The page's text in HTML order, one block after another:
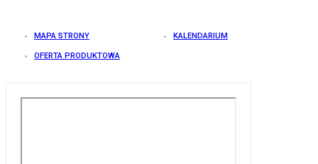
MAPA STRONY KALENDARIUM
OFERTA PRODUKTOWA